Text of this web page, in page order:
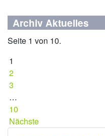
Archiv Aktuelles
Seite 1 von 10.
1
2
3
…
10
Nächste